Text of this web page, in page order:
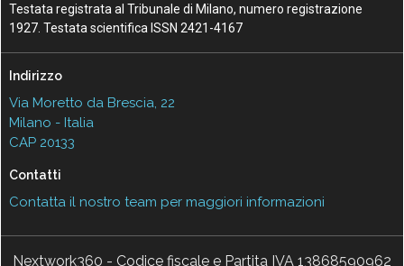
Testata registrata al Tribunale di Milano, numero registrazione
1927. Testata scientifica ISSN 2421-4167
Indirizzo
Via Moretto da Brescia, 22
Milano - Italia
CAP 20133
Contatti
Contatta il nostro team per maggiori informazioni
Nextwork360 - Codice fiscale e Partita IVA 13868590962